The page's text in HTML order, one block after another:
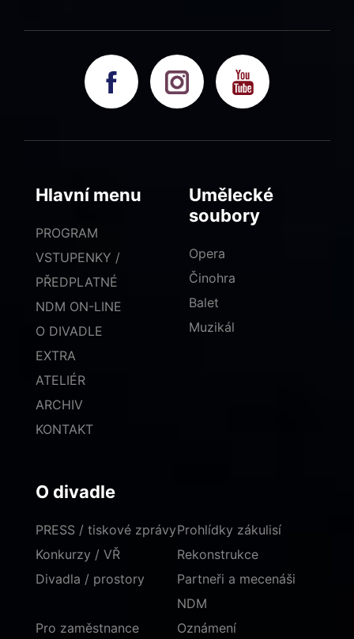
Hlavní menu
PROGRAM
VSTUPENKY /
PŘEDPLATNÉ
NDM ON-LINE
O DIVADLE
EXTRA
ATELIÉR
ARCHIV
KONTAKT
Umělecké
soubory
Opera
Činohra
Balet
Muzikál
O divadle
PRESS / tiskové zprávy
Konkurzy / VŘ
Divadla / prostory
Prohlídky zákulisí
Rekonstrukce
Partneři a mecenáši
NDM
Pro zaměstnance
Oznámení